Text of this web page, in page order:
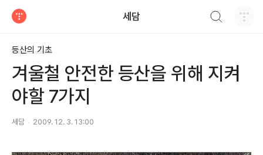
세담
등산의 기초
겨울철 안전한 등산을 위해 지켜
야할 7가지
세담 2009. 12. 3. 13:00